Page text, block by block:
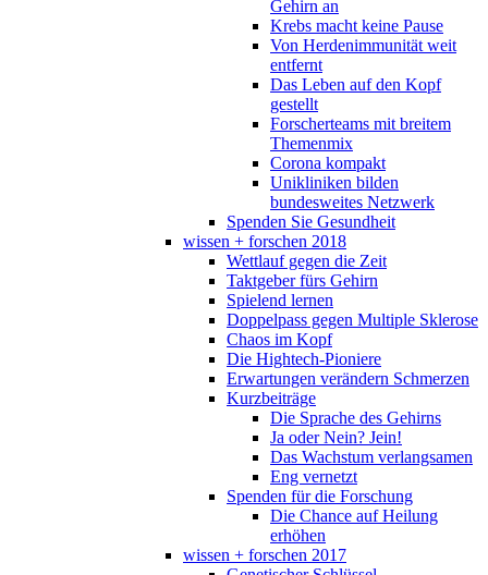
Gehirn an
Krebs macht keine Pause
Von Herdenimmunität weit
entfernt
Das Leben auf den Kopf
gestellt
Forscherteams mit breitem
Themenmix
Corona kompakt
Unikliniken bilden
bundesweites Netzwerk
Spenden Sie Gesundheit
wissen + forschen 2018
Wettlauf gegen die Zeit
Taktgeber fürs Gehirn
Spielend lernen
Doppelpass gegen Multiple Sklerose
Chaos im Kopf
Die Hightech-Pioniere
Erwartungen verändern Schmerzen
Kurzbeiträge
Die Sprache des Gehirns
Ja oder Nein? Jein!
Das Wachstum verlangsamen
Eng vernetzt
Spenden für die Forschung
Die Chance auf Heilung
erhöhen
wissen + forschen 2017